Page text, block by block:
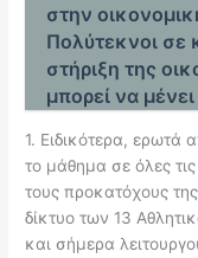
στην
Πολύτεκνοι σε
στήριξη της
μπορεί να
1. Ειδικότερα, ερωτά
το μάθημα σε όλες
τους προκατόχους
δίκτυο των 13
και σήμερα